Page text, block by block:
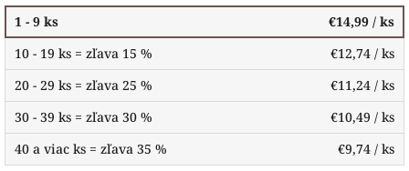
1 - 9 ks
€14,99 / ks
10 - 19 ks = zľava 15 %
€12,74 / ks
20 - 29 ks = zľava 25 %
€11,24 / ks
30 - 39 ks = zľava 30 %
€10,49 / ks
40 a viac ks = zľava 35 %
€9,74 / ks